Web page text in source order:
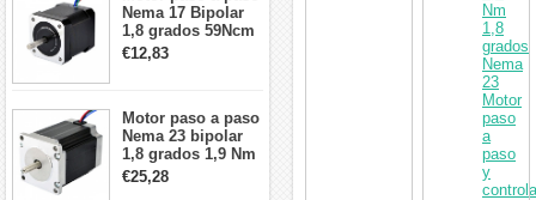
Nema 17 Bipolar
1,8 grados 59Ncm
2A 42x48mm 4
cables compatible
€12,83
Motor paso a paso
Nema 23 bipolar
1,8 grados 1,9 Nm
2,8 A 3,2 V
57x57x76mm 4
€25,28
Nm
1,8
grados
Nema
23
Motor
paso
a
paso
y